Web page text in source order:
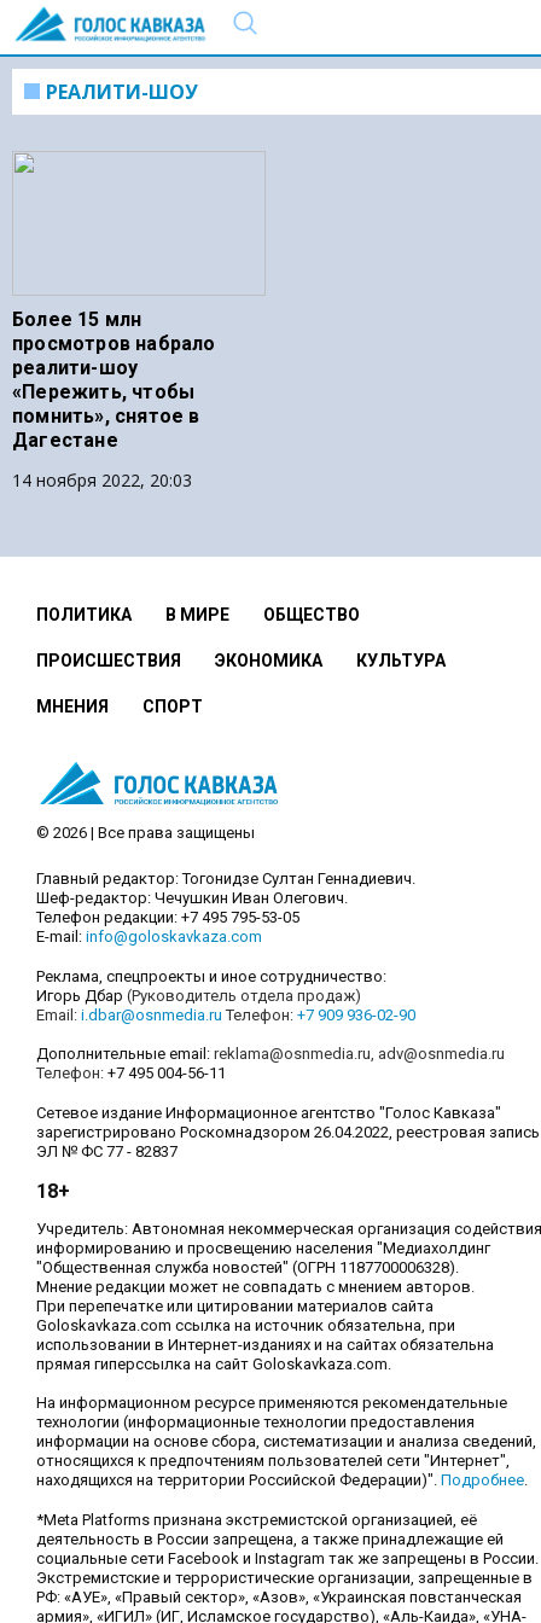
РЕАЛИТИ-ШОУ
Более 15 млн
просмотров набрало
реалити-шоу
«Пережить, чтобы
помнить», снятое в
Дагестане
14 ноября 2022, 20:03
ПОЛИТИКА В МИРЕ ОБЩЕСТВО
ПРОИСШЕСТВИЯ ЭКОНОМИКА КУЛЬТУРА
МНЕНИЯ СПОРТ
© 2026 | Все права защищены
Главный редактор: Тогонидзе Султан Геннадиевич.
Шеф-редактор: Чечушкин Иван Олегович.
Телефон редакции: +7 495 795-53-05
E-mail: info@goloskavkaza.com
Реклама, спецпроекты и иное сотрудничество:
Игорь Дбар (Руководитель отдела продаж)
Email: i.dbar@osnmedia.ru Телефон: +7 909 936-02-90
Дополнительные email: reklama@osnmedia.ru, adv@osnmedia.ru
Телефон: +7 495 004-56-11
Сетевое издание Информационное агентство "Голос Кавказа"
зарегистрировано Роскомнадзором 26.04.2022, реестровая запись
ЭЛ № ФС 77 - 82837
18+
Учредитель: Автономная некоммерческая организация содействия
информированию и просвещению населения "Медиахолдинг
"Общественная служба новостей" (ОГРН 1187700006328).
Мнение редакции может не совпадать с мнением авторов.
При перепечатке или цитировании материалов сайта
Goloskavkaza.com ссылка на источник обязательна, при
использовании в Интернет-изданиях и на сайтах обязательна
прямая гиперссылка на сайт Goloskavkaza.com.
На информационном ресурсе применяются рекомендательные
технологии (информационные технологии предоставления
информации на основе сбора, систематизации и анализа сведений,
относящихся к предпочтениям пользователей сети "Интернет",
находящихся на территории Российской Федерации)". Подробнее.
*Meta Platforms признана экстремистской организацией, её
деятельность в России запрещена, а также принадлежащие ей
социальные сети Facebook и Instagram так же запрещены в России.
Экстремистские и террористические организации, запрещенные в
РФ: «АУЕ», «Правый сектор», «Азов», «Украинская повстанческая
армия», «ИГИЛ» (ИГ, Исламское государство), «Аль-Каида», «УНА-